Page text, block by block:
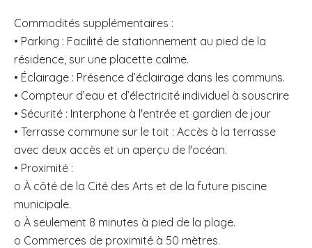
Commodités supplémentaires :
• Parking : Facilité de stationnement au pied de la
résidence, sur une placette calme.
• Éclairage : Présence d’éclairage dans les communs.
• Compteur d’eau et d’électricité individuel à souscrire
• Sécurité : Interphone à l'entrée et gardien de jour
• Terrasse commune sur le toit : Accès à la terrasse
avec deux accès et un aperçu de l'océan.
• Proximité :
o À côté de la Cité des Arts et de la future piscine
municipale.
o À seulement 8 minutes à pied de la plage.
o Commerces de proximité à 50 mètres.